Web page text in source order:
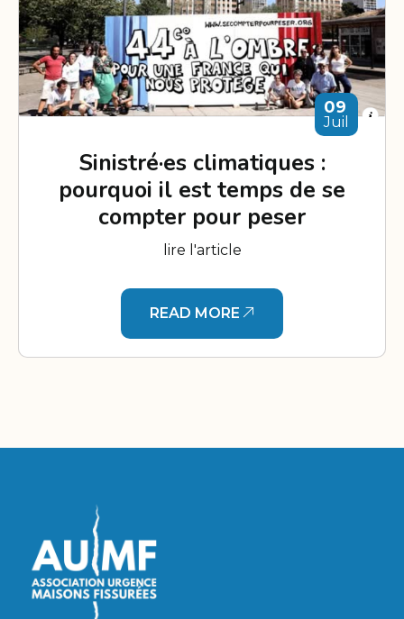
09
Juil
Sinistré·es climatiques :
pourquoi il est temps de se
compter pour peser
lire l'article
READ MORE